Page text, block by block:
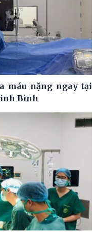
máu nặng ngay tại
Bình